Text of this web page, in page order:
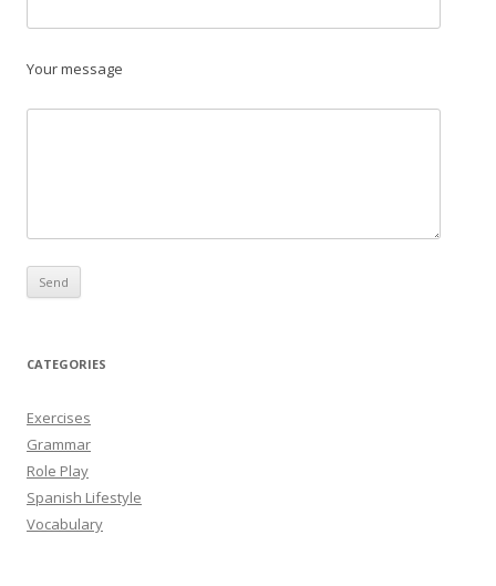
Your message
CATEGORIES
Exercises
Grammar
Role Play
Spanish Lifestyle
Vocabulary